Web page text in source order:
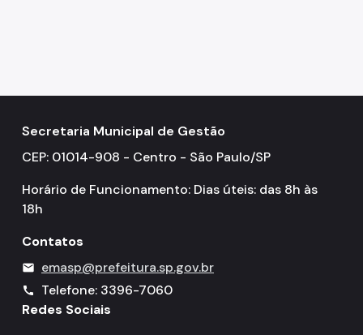
Secretaria Municipal de Gestão
CEP: 01014-908 - Centro - São Paulo/SP
Horário de Funcionamento: Dias úteis: das 8h às
18h
Contatos
mail emasp@prefeitura.sp.gov.br
call
Telefone: 3396-7060
Redes Sociais